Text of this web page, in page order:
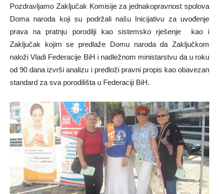
Pozdravljamo Zaključak Komisije za jednakopravnost spolova
Doma naroda koji su podržali našu Inicijativu za uvođenje
prava na pratnju porodilji kao sistemsko rješenje kao i
Zaključak kojim se predlaže Domu naroda da Zaključkom
naloži Vladi Federacije BiH i nadležnom ministarstvu da u roku
od 90 dana izvrši analizu i predloži pravni propis kao obavezan
standard za sva porodilišta u Federaciji BiH.